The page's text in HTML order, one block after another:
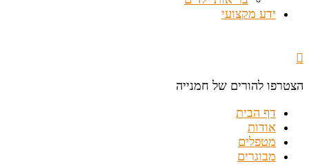
ידע מקצועי
הצטרפו להורים של חמנייה
דף הבית
אודות
מטפלים
מבוגרים